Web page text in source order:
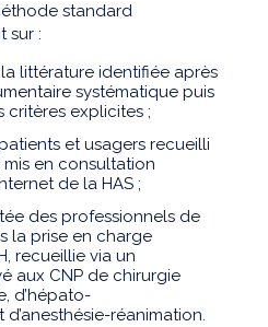
standard
sur :
littérature identifiée après
systématique puis
critères explicites ;
et usagers recueilli
en consultation
de la HAS ;
des professionnels de
la prise en charge
recueillie via un
aux CNP de chirurgie
d’hépato-
réanimation.